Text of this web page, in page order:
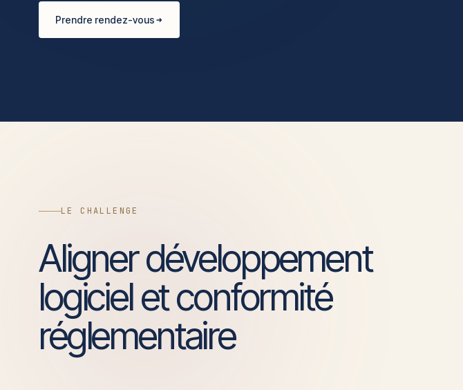
Prendre rendez-vous
LE CHALLENGE
Aligner développement
logiciel et conformité
réglementaire